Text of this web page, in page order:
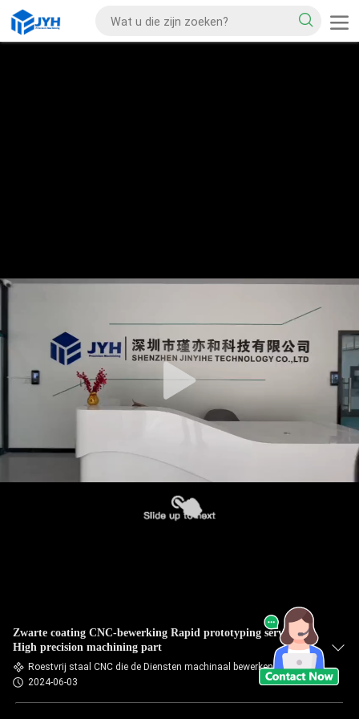
Zwarte coating CNC-bewerking Rapid prototyping service /
High precision machining part
Roestvrij staal CNC die de Diensten machinaal bewerken
2024-06-03